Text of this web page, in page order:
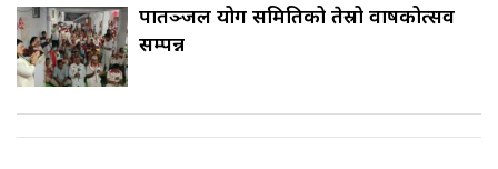
पातञ्जल योग समितिको तेस्रो वार्षिकोत्सव
सम्पन्न